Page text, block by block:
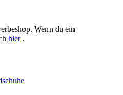
Wenn du ein
hier.